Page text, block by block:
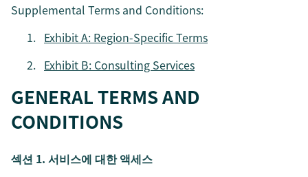
Supplemental Terms and Conditions:
Exhibit A: Region-Specific Terms
Exhibit B: Consulting Services
GENERAL TERMS AND
CONDITIONS
섹션 1. 서비스에 대한 액세스